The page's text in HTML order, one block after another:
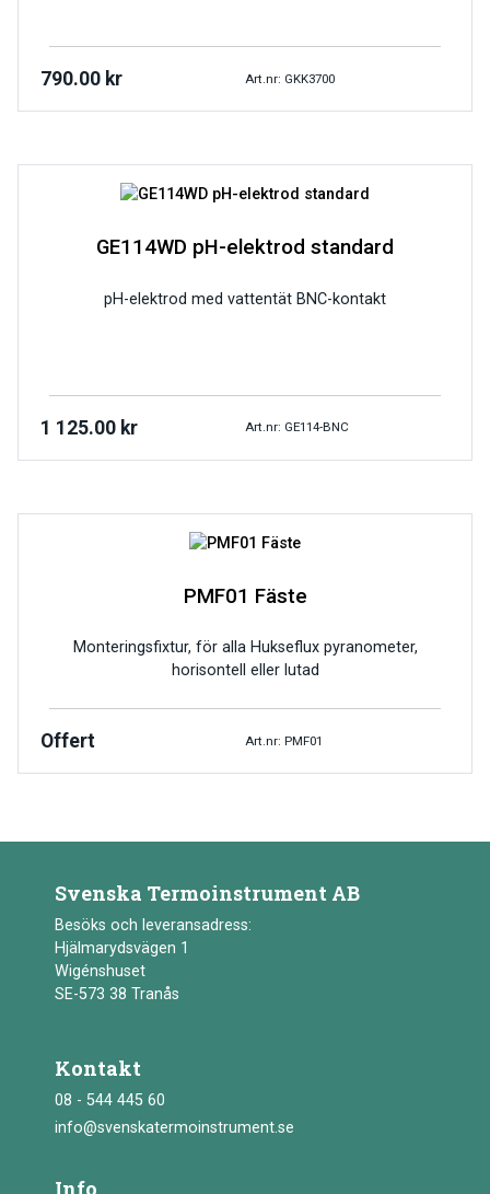
790.00 kr Art.nr: GKK3700
GE114WD pH-elektrod standard
pH-elektrod med vattentät BNC-kontakt
1 125.00 kr Art.nr: GE114-BNC
PMF01 Fäste
Monteringsfixtur, för alla Hukseflux pyranometer,
horisontell eller lutad
Offert Art.nr: PMF01
Svenska Termoinstrument AB
Besöks och leveransadress:
Hjälmarydsvägen 1
Wigénshuset
SE-573 38 Tranås
Kontakt
08 - 544 445 60
info@svenskatermoinstrument.se
Info